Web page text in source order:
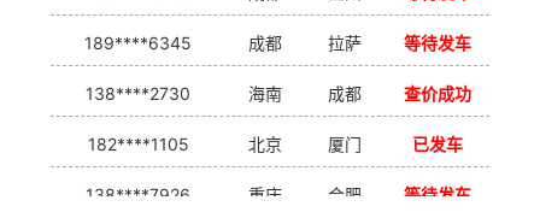
189****6345 成都 拉萨 等待发车
138****2730 海南 成都 查价成功
182****1105 北京 厦门 已发车
138****7926 重庆 合肥 等待发车